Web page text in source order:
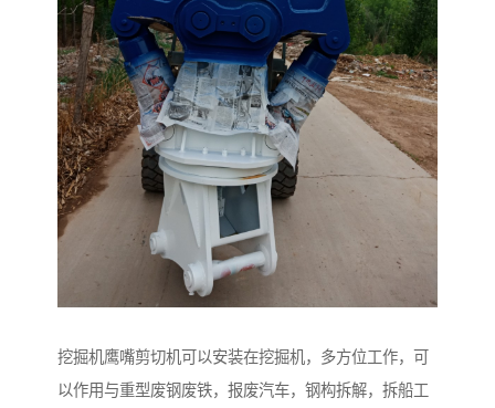
挖掘机鹰嘴剪切机可以安装在挖掘机，多方位工作，可
以作用与重型废钢废铁，报废汽车，钢构拆解，拆船工